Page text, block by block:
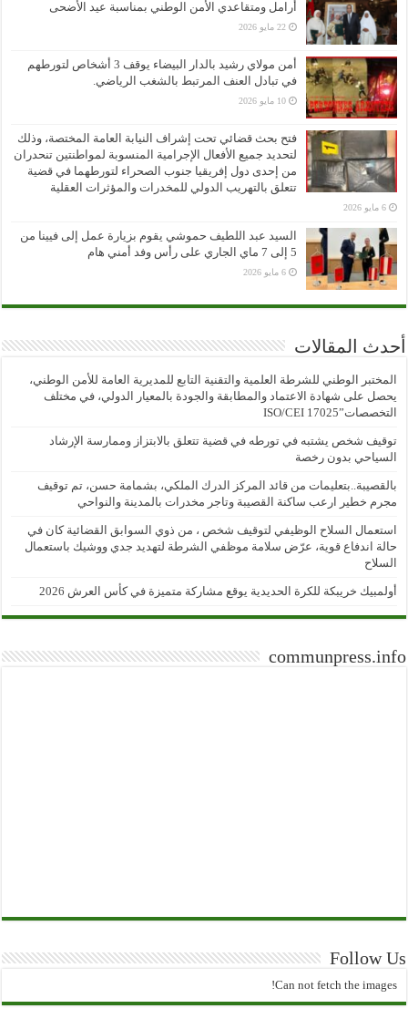
أرامل ومتقاعدي الأمن الوطني بمناسبة عيد الأضحى
22 مايو 2026
أمن مولاي رشيد بالدار البيضاء يوقف 3 أشخاص لتورطهم
في تبادل العنف المرتبط بالشغب الرياضي.
10 مايو 2026
فتح بحث قضائي تحت إشراف النيابة العامة المختصة، وذلك
لتحديد جميع الأفعال الإجرامية المنسوبة لمواطنتين تنحدران
من إحدى دول إفريقيا جنوب الصحراء لتورطهما في قضية
تتعلق بالتهريب الدولي للمخدرات والمؤثرات العقلية
6 مايو 2026
السيد عبد اللطيف حموشي يقوم بزيارة عمل إلى فيينا من
5 إلى 7 ماي الجاري على رأس وفد أمني هام
6 مايو 2026
أحدث المقالات
المختبر الوطني للشرطة العلمية والتقنية التابع للمديرية العامة للأمن الوطني،
يحصل على شهادة الاعتماد والمطابقة والجودة بالمعيار الدولي، في مختلف
التخصصات”ISO/CEI 17025
توقيف شخص يشتبه في تورطه في قضية تتعلق بالابتزاز وممارسة الإرشاد
السياحي بدون رخصة
بالقصيبة..بتعليمات من قائد المركز الدرك الملكي، بشمامة حسن، تم توقيف
مجرم خطير ارعب ساكنة القصيبة وتاجر مخدرات بالمدينة والنواحي
استعمال السلاح الوظيفي لتوقيف شخص ، من ذوي السوابق القضائية كان في
حالة اندفاع قوية، عرّض سلامة موظفي الشرطة لتهديد جدي ووشيك باستعمال
السلاح
أولمبيك خريبكة للكرة الحديدية يوقع مشاركة متميزة في كأس العرش 2026
communpress.info
Follow Us
Can not fetch the images!